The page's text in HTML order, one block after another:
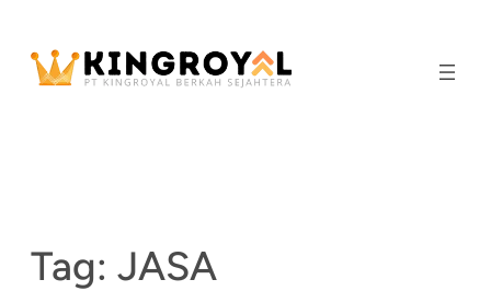
content
Tag: JASA